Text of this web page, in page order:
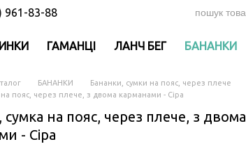
961-83-88
ГАМАНЦІ ЛАНЧ БЕГ БАНАНКИ
БАНАНКИ
Бананки, сумки на пояс, через плече
на пояс, через плече, з двома карманами - Сіра
сумка на пояс, через плече, з двома
- Сіра